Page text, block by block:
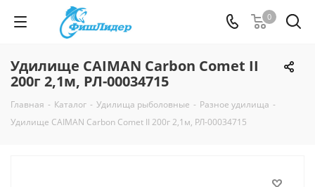
0
Удилище CAIMAN Carbon Comet II
200г 2,1м, РЛ-00034715
Главная - Каталог - Удилища рыболовные - Разное удилища -
Удилище CAIMAN Carbon Comet II 200г 2,1м, РЛ-00034715